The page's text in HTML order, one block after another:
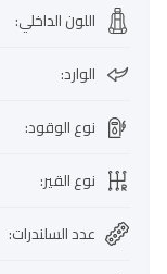
اللون الداخلي:
الوارد:
نوع الوقود:
نوع القير:
عدد السلندرات: